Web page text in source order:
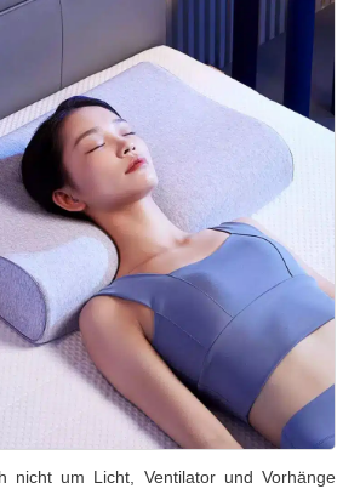
nicht um Licht, Ventilator und Vorhänge